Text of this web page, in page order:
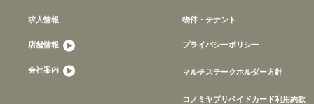
求人情報
店舗情報
会社案内
物件・テナント
プライバシーポリシー
マルチステークホルダー方針
コノミヤプリペイドカード利用約款